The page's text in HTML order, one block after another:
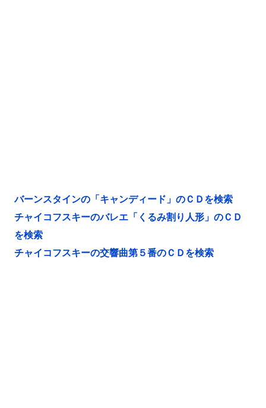
バーンスタインの「キャンディード」のＣＤを検索
チャイコフスキーのバレエ「くるみ割り人形」のＣＤ
を検索
チャイコフスキーの交響曲第５番のＣＤを検索